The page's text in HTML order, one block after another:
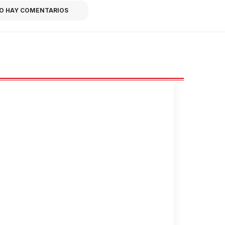
HAY COMENTARIOS